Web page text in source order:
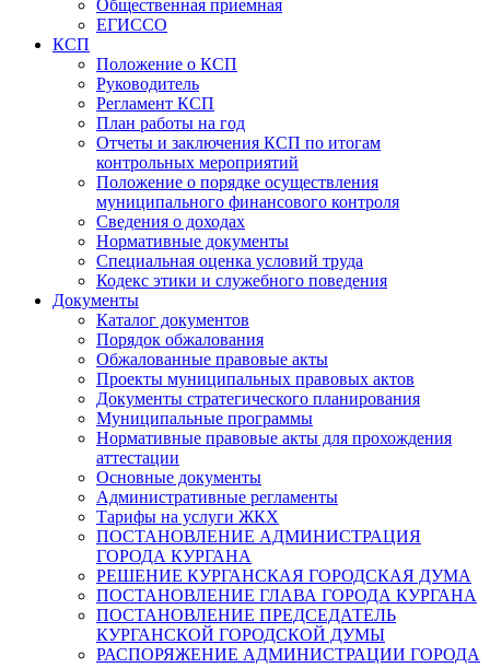
Общественная приемная
ЕГИССО
КСП
Положение о КСП
Руководитель
Регламент КСП
План работы на год
Отчеты и заключения КСП по итогам
контрольных мероприятий
Положение о порядке осуществления
муниципального финансового контроля
Сведения о доходах
Нормативные документы
Специальная оценка условий труда
Кодекс этики и служебного поведения
Документы
Каталог документов
Порядок обжалования
Обжалованные правовые акты
Проекты муниципальных правовых актов
Документы стратегического планирования
Муниципальные программы
Нормативные правовые акты для прохождения
аттестации
Основные документы
Административные регламенты
Тарифы на услуги ЖКХ
ПОСТАНОВЛЕНИЕ АДМИНИСТРАЦИЯ
ГОРОДА КУРГАНА
РЕШЕНИЕ КУРГАНСКАЯ ГОРОДСКАЯ ДУМА
ПОСТАНОВЛЕНИЕ ГЛАВА ГОРОДА КУРГАНА
ПОСТАНОВЛЕНИЕ ПРЕДСЕДАТЕЛЬ
КУРГАНСКОЙ ГОРОДСКОЙ ДУМЫ
РАСПОРЯЖЕНИЕ АДМИНИСТРАЦИИ ГОРОДА